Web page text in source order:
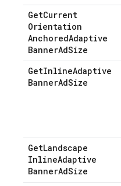
GetCurrent
Orientation
AnchoredAdaptive
BannerAdSize
GetInlineAdaptive
BannerAdSize
GetLandscape
InlineAdaptive
BannerAdSize